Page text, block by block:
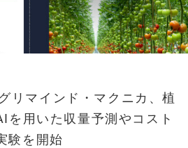
リマインド・マクニカ、植
を用いた収量予測やコスト
験を開始